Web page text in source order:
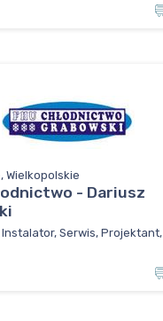
Wielkopolskie
- Dariusz
Serwis, Projektant,